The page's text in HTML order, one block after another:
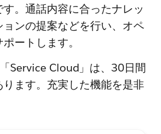
。通話内容に合ったナレッ
ンの提案などを行い、オペ
ートします。
Service Cloud」は、30日間
ます。充実した機能を是非